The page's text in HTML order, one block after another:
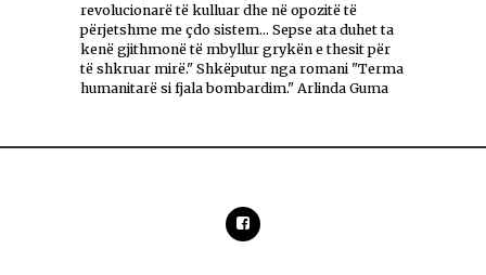
revolucionarë të kulluar dhe në opozitë të
përjetshme me çdo sistem... Sepse ata duhet ta
kenë gjithmonë të mbyllur grykën e thesit për
të shkruar mirë." Shkëputur nga romani "Terma
humanitarë si fjala bombardim." Arlinda Guma